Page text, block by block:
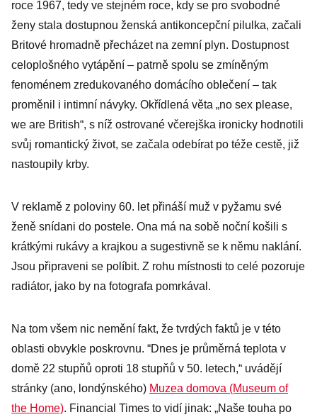
roce 1967, tedy ve stejném roce, kdy se pro svobodné
ženy stala dostupnou ženská antikoncepční pilulka, začali
Britové hromadně přecházet na zemní plyn. Dostupnost
celoplošného vytápění – patrně spolu se zmíněným
fenoménem zredukovaného domácího oblečení – tak
proměnil i intimní návyky. Okřídlená věta „no sex please,
we are British“, s níž ostrované včerejška ironicky hodnotili
svůj romantický život, se začala odebírat po téže cestě, již
nastoupily krby.
V reklamě z poloviny 60. let přináší muž v pyžamu své
ženě snídani do postele. Ona má na sobě noční košili s
krátkými rukávy a krajkou a sugestivně se k němu naklání.
Jsou připraveni se políbit. Z rohu místnosti to celé pozoruje
radiátor, jako by na fotografa pomrkával.
Na tom všem nic nemění fakt, že tvrdých faktů je v této
oblasti obvykle poskrovnu. “Dnes je průměrná teplota v
domě 22 stupňů oproti 18 stupňů v 50. letech,“ uvádějí
stránky (ano, londýnského) Muzea domova (Museum of
the Home). Financial Times to vidí jinak: „Naše touha po